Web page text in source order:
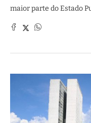
maior parte do Estado